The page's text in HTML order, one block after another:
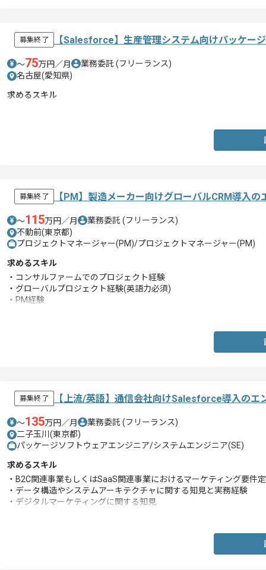
募集終了 【Salesforce】生産管理システム向けパッケー
〜75万円／月 業務委託 (フリーランス)
名古屋(愛知県)
求めるスキル
募集終了 【PM】製造メーカー向けグローバルCRM導入
〜115万円／月 業務委託 (フリーランス)
不動前(東京都)
プロジェクトマネージャー(PM)/プロジェクトマネージャー(PM)
求めるスキル
・コンサルファームでのプロジェクト経験
・グローバルプロジェクト経験(英語力必須)
・PM経験
募集終了 【上流/英語】通信会社向けSalesforce導入のエ
〜135万円／月 業務委託 (フリーランス)
二子玉川(東京都)
パッケージソフトウェアエンジニア/システムエンジニア(SE)
求めるスキル
・B2C関連事業もしくはSaaS関連事業におけるマーケティング要件
・データ構造やシステムアーキテクチャに関する知見と実務経験
・デジタルマーケティングに関する知見